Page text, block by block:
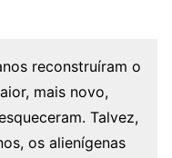
reconstruíram o
mais novo,
Talvez,
os alienígenas